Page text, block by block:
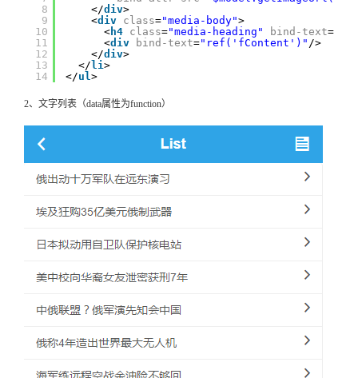
8
9
10
11
12
13
14
</div>
<div class="media-body">
< h4 class="media-heading" bind-text=
<div bind-text="ref('fContent')" />
</div>
</li >
</ul >
2、文字列表（data属性为function）